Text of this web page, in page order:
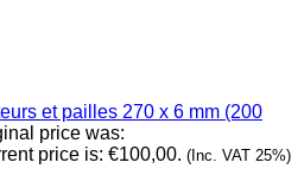
et pailles 270 x 6 mm (200
price was:
price is: €100,00. (Inc. VAT 25%)